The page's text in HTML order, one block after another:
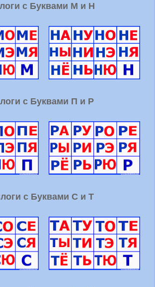
с Буквами М и Н
с Буквами П и Р
с Буквами С и Т